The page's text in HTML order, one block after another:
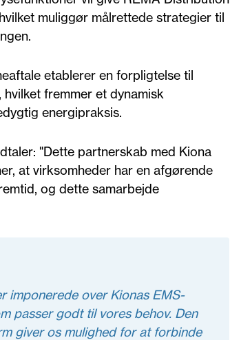
muliggør målrettede strategier til
etablerer en forpligtelse til
fremmer et dynamisk
energipraksis.
"Dette partnerskab med Kiona
at virksomheder har en afgørende
og dette samarbejde
imponerede over Kionas EMS-
passer godt til vores behov. Den
giver os mulighed for at forbinde